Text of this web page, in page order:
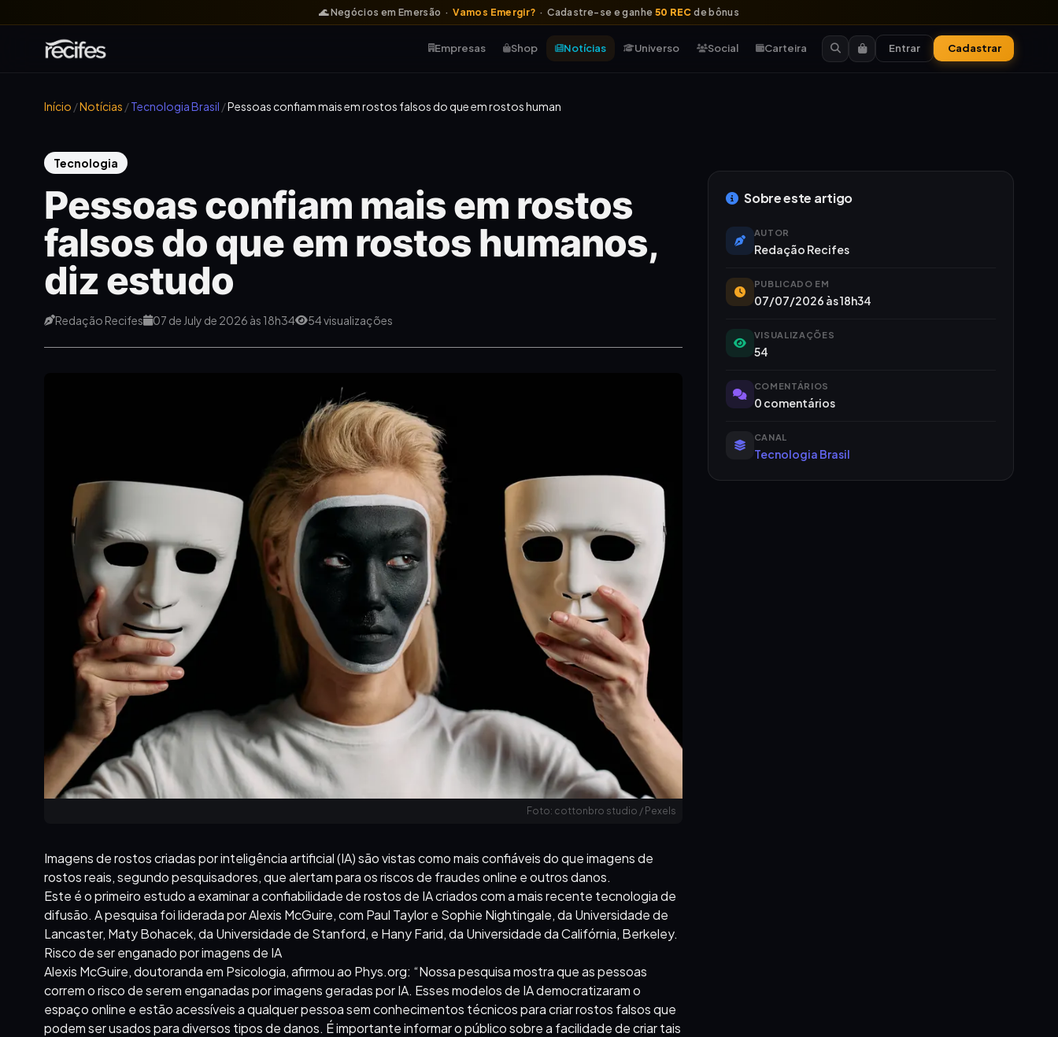
🌊 Negócios em Emersão ·Vamos Emergir? · Cadastre-se e ganhe50 RECde bônus
Empresas Shop Notícias Universo Social Carteira Entrar Cadastrar
Início /Notícias /Tecnologia Brasil /Pessoas confiam mais em rostos falsos do que em rostos human
Tecnologia
Pessoas confiam mais em rostos
falsos do que em rostos humanos,
diz estudo
Redação Recifes 07 de July de 2026 às 18h34 54 visualizações
Foto: cottonbro studio / Pexels
Imagens de rostos criadas por inteligência artificial (IA) são vistas como mais confiáveis do que imagens de
rostos reais, segundo pesquisadores, que alertam para os riscos de fraudes online e outros danos.
Este é o primeiro estudo a examinar a confiabilidade de rostos de IA criados com a mais recente tecnologia de
difusão. A pesquisa foi liderada por Alexis McGuire, com Paul Taylor e Sophie Nightingale, da Universidade de
Lancaster, Maty Bohacek, da Universidade de Stanford, e Hany Farid, da Universidade da Califórnia, Berkeley.
Risco de ser enganado por imagens de IA
Alexis McGuire, doutoranda em Psicologia, afirmou ao Phys.org: “Nossa pesquisa mostra que as pessoas
correm o risco de serem enganadas por imagens geradas por IA. Esses modelos de IA democratizaram o
espaço online e estão acessíveis a qualquer pessoa sem conhecimentos técnicos para criar rostos falsos que
podem ser usados para diversos tipos de danos. É importante informar o público sobre a facilidade de criar tais
Sobre este artigo
AUTOR
Redação Recifes
PUBLICADO EM
07/07/2026 às 18h34
VISUALIZAÇÕES
54
COMENTÁRIOS
0 comentários
CANAL
Tecnologia Brasil